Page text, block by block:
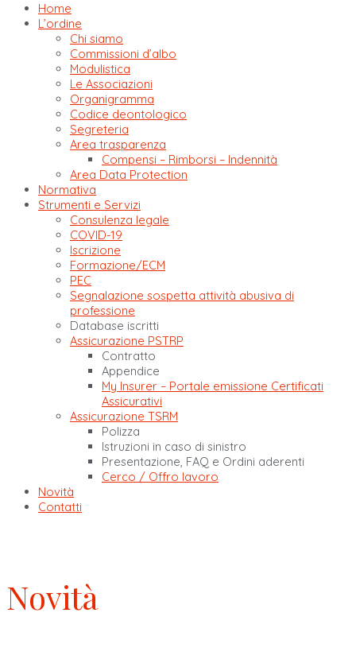
Home
L’ordine
Chi siamo
Commissioni d’albo
Modulistica
Le Associazioni
Organigramma
Codice deontologico
Segreteria
Area trasparenza
Compensi – Rimborsi – Indennità
Area Data Protection
Normativa
Strumenti e Servizi
Consulenza legale
COVID-19
Iscrizione
Formazione/ECM
PEC
Segnalazione sospetta attività abusiva di
professione
Database iscritti
Assicurazione PSTRP
Contratto
Appendice
My Insurer – Portale emissione Certificati
Assicurativi
Assicurazione TSRM
Polizza
Istruzioni in caso di sinistro
Presentazione, FAQ e Ordini aderenti
Cerco / Offro lavoro
Novità
Contatti
Novità